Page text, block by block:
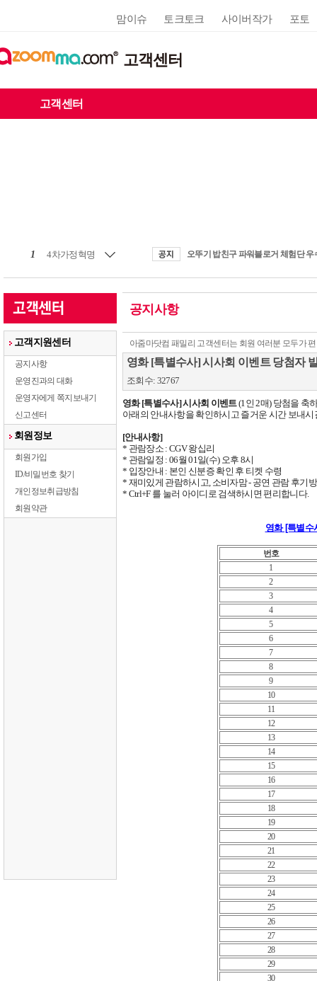
맘이슈 토크토크 사이버작가 포토
고객센터
고객센터
1 4차가정혁명
고객지원센터
공지사항
운영진과의 대화
운영자에게 쪽지보내기
신고센터
회원정보
회원가입
ID/비밀번호 찾기
개인정보취급방침
회원약관
공지사항
아줌마닷컴 패밀리 고객센터는 회원 여러분 모두가
영화 [특별수사] 시사회 이벤트 당첨자
조회수: 32767
영화 [특별수사] 시사회 이벤트 (1인 2매) 당첨을 축
아래의 안내사항을 확인하시고 즐거운 시간 보내시
[안내사항]
* 관람장소 : CGV 왕십리
* 관람일정 : 06월 01일(수) 오후 8시
* 입장안내 : 본인 신분증 확인 후 티켓 수령
* 재미있게 관람하시고, 소비자맘 - 공연 관람 후기
* Ctrl+F 를 눌러 아이디로 검색하시면 편리합니다.
영화 [특별수
번호
1
2
3
4
5
6
7
8
9
10
11
12
13
14
15
16
17
18
19
20
21
22
23
24
25
26
27
28
29
30